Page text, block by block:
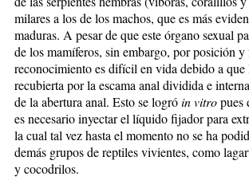
mi­lares a los de los ma­chos, que es más
maduras. A pesar de que este órgano sexual
de los mamíferos, sin em­bar­go, por posición
re­co­no­ci­mien­to es difícil en vi­da debido a que
recubierta por la escama anal dividida e
de la abertura anal. Esto se logróin vitropues
es necesario inyectar el líquido fijador para
la cual tal vez hasta el mo­men­to no se ha
demás grupos de reptiles vivientes, como
y cocodrilos.